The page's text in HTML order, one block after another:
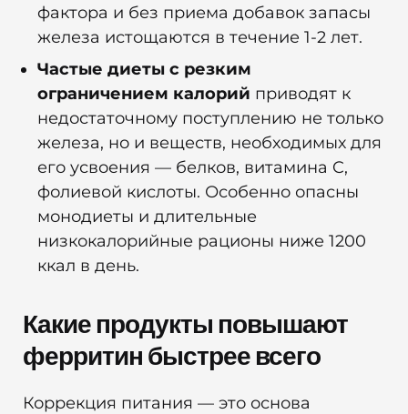
фактора и без приема добавок запасы
железа истощаются в течение 1-2 лет.
Частые диеты с резким
ограничением калорий приводят к
недостаточному поступлению не только
железа, но и веществ, необходимых для
его усвоения — белков, витамина C,
фолиевой кислоты. Особенно опасны
монодиеты и длительные
низкокалорийные рационы ниже 1200
ккал в день.
Какие продукты повышают
ферритин быстрее всего
Коррекция питания — это основа